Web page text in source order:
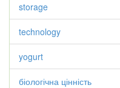
storage
technology
yogurt
біологічна цінність